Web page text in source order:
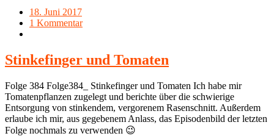
18. Juni 2017
1 Kommentar
Stinkefinger und Tomaten
Folge 384 Folge384_ Stinkefinger und Tomaten Ich habe mir
Tomatenpflanzen zugelegt und berichte über die schwierige
Entsorgung von stinkendem, vergorenem Rasenschnitt. Außerdem
erlaube ich mir, aus gegebenem Anlass, das Episodenbild der letzten
Folge nochmals zu verwenden 😉